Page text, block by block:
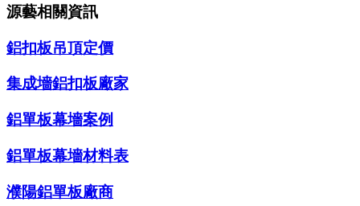
源藝相關資訊
鋁扣板吊頂定價
集成墻鋁扣板廠家
鋁單板幕墻案例
鋁單板幕墻材料表
濮陽鋁單板廠商